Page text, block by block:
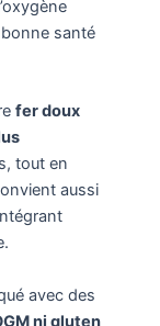
santé
fer doux
tout en
aussi
avec des
ni gluten